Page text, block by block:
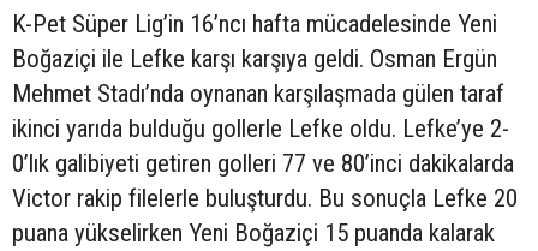
K-Pet Süper Lig’in 16’ncı hafta mücadelesinde Yeni
Boğaziçi ile Lefke karşı karşıya geldi. Osman Ergün
Mehmet Stadı’nda oynanan karşılaşmada gülen taraf
ikinci yarıda bulduğu gollerle Lefke oldu. Lefke’ye 2-
0’lık galibiyeti getiren golleri 77 ve 80’inci dakikalarda
Victor rakip filelerle buluşturdu. Bu sonuçla Lefke 20
puana yükselirken Yeni Boğaziçi 15 puanda kalarak